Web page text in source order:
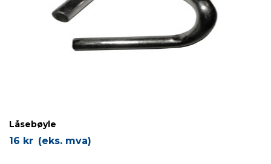
Låsebøyle
16 kr (eks. mva)